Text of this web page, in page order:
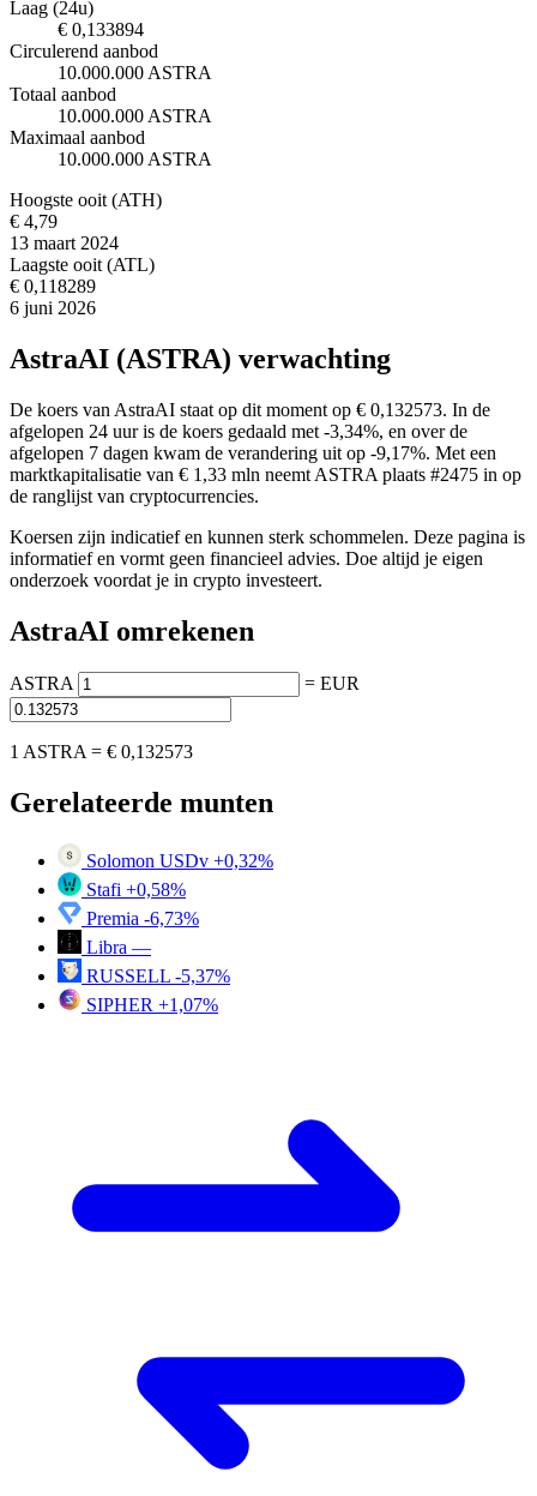
Laag (24u)
€ 0,133894
Circulerend aanbod
10.000.000 ASTRA
Totaal aanbod
10.000.000 ASTRA
Maximaal aanbod
10.000.000 ASTRA
Hoogste ooit (ATH)
€ 4,79
13 maart 2024
Laagste ooit (ATL)
€ 0,118289
6 juni 2026
AstraAI (ASTRA) verwachting
De koers van AstraAI staat op dit moment op € 0,132573. In de
afgelopen 24 uur is de koers gedaald met -3,34%, en over de
afgelopen 7 dagen kwam de verandering uit op -9,17%. Met een
marktkapitalisatie van € 1,33 mln neemt ASTRA plaats #2475 in op
de ranglijst van cryptocurrencies.
Koersen zijn indicatief en kunnen sterk schommelen. Deze pagina is
informatief en vormt geen financieel advies. Doe altijd je eigen
onderzoek voordat je in crypto investeert.
AstraAI omrekenen
ASTRA = EUR
1 ASTRA = € 0,132573
Gerelateerde munten
Solomon USDv +0,32%
Stafi +0,58%
Premia -6,73%
Libra —
RUSSELL -5,37%
SIPHER +1,07%